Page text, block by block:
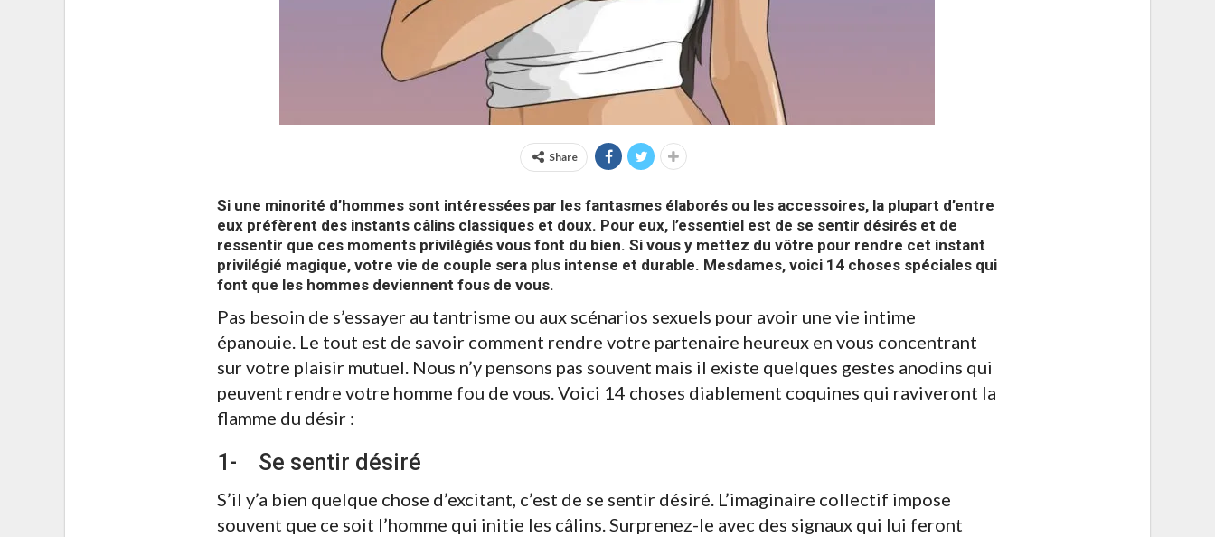
Share
Si une minorité d’hommes sont intéressées par les fantasmes élaborés ou les accessoires, la plupart d’entre
eux préfèrent des instants câlins classiques et doux. Pour eux, l’essentiel est de se sentir désirés et de
ressentir que ces moments privilégiés vous font du bien. Si vous y mettez du vôtre pour rendre cet instant
privilégié magique, votre vie de couple sera plus intense et durable. Mesdames, voici 14 choses spéciales qui
font que les hommes deviennent fous de vous.
Pas besoin de s’essayer au tantrisme ou aux scénarios sexuels pour avoir une vie intime
épanouie. Le tout est de savoir comment rendre votre partenaire heureux en vous concentrant
sur votre plaisir mutuel. Nous n’y pensons pas souvent mais il existe quelques gestes anodins qui
peuvent rendre votre homme fou de vous. Voici 14 choses diablement coquines qui raviveront la
flamme du désir :
1- Se sentir désiré
S’il y’a bien quelque chose d’excitant, c’est de se sentir désiré. L’imaginaire collectif impose
souvent que ce soit l’homme qui initie les câlins. Surprenez-le avec des signaux qui lui feront